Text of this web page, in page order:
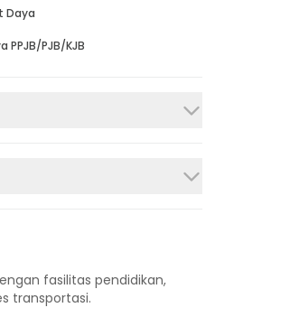
Daya
PPJB/PJB/KJB
fasilitas pendidikan,
transportasi.